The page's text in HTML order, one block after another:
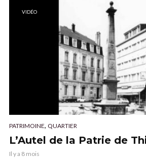
VIDÉO
PATRIMOINE, QUARTIER
L’Autel de la Patrie de
Il y a 8 mois